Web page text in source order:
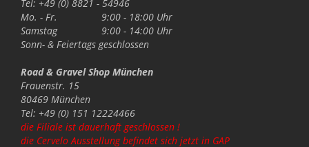
Tel: +49 (0) 8821 - 54946
Mo. - Fr.
9:00 - 18:00 Uhr
Samstag
9:00 - 14:00 Uhr
Sonn- & Feiertags geschlossen
Road & Gravel Shop München
Frauenstr. 15
80469 München
Tel: +49 (0) 151 12224466
die Filiale ist dauerhaft geschlossen !
die Cervelo Ausstellung befindet sich jetzt in GAP